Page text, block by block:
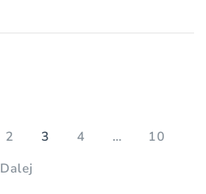
PAGE
2 PAGE
3 PAGE
4 … PAGE
10
Dalej